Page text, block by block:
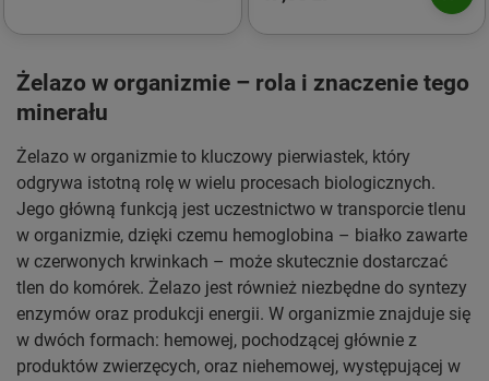
Żelazo w organizmie – rola i znaczenie tego
minerału
Żelazo w organizmie to kluczowy pierwiastek, który
odgrywa istotną rolę w wielu procesach biologicznych.
Jego główną funkcją jest uczestnictwo w transporcie tlenu
w organizmie, dzięki czemu hemoglobina – białko zawarte
w czerwonych krwinkach – może skutecznie dostarczać
tlen do komórek. Żelazo jest również niezbędne do syntezy
enzymów oraz produkcji energii. W organizmie znajduje się
w dwóch formach: hemowej, pochodzącej głównie z
produktów zwierzęcych, oraz niehemowej, występującej w